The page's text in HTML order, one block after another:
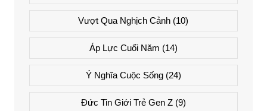
Vượt Qua Nghịch Cảnh (10)
Áp Lực Cuối Năm (14)
Ý Nghĩa Cuộc Sống(24)
Đức Tin Giới Trẻ Gen Z(9)